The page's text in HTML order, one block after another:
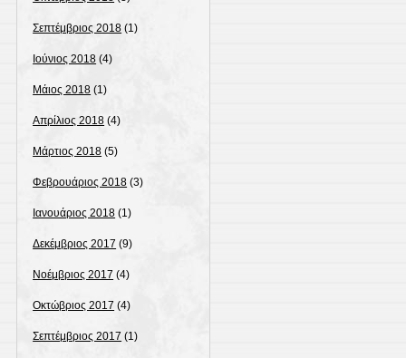
Σεπτέμβριος 2018 (1)
Ιούνιος 2018 (4)
Μάιος 2018 (1)
Απρίλιος 2018 (4)
Μάρτιος 2018 (5)
Φεβρουάριος 2018 (3)
Ιανουάριος 2018 (1)
Δεκέμβριος 2017 (9)
Νοέμβριος 2017 (4)
Οκτώβριος 2017 (4)
Σεπτέμβριος 2017 (1)